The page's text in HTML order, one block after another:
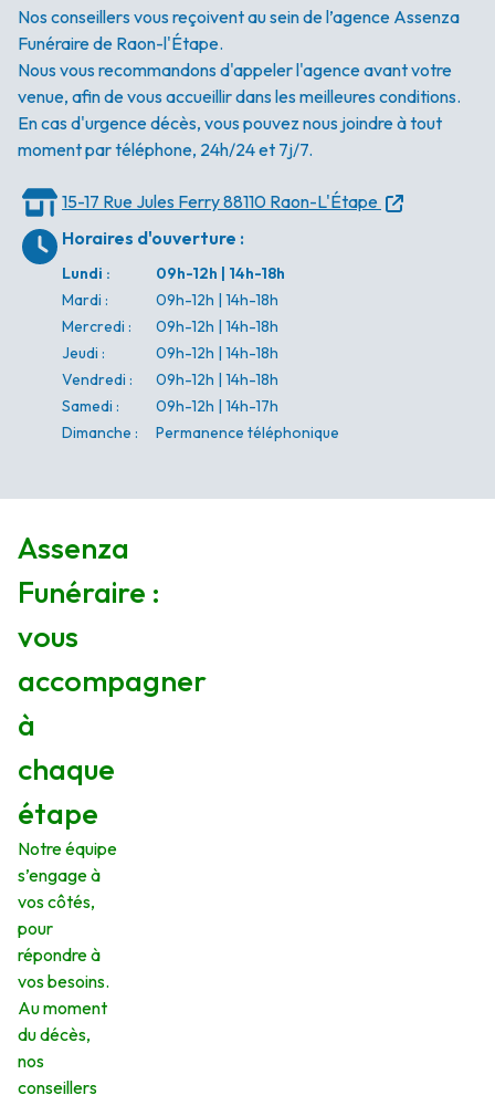
Nos conseillers vous reçoivent au sein de l’agence Assenza
Funéraire de Raon-l'Étape.
Nous vous recommandons d'appeler l'agence avant votre
venue, afin de vous accueillir dans les meilleures conditions.
En cas d'urgence décès, vous pouvez nous joindre à tout
moment par téléphone, 24h/24 et 7j/7.
15-17 Rue Jules Ferry88110 Raon-L'Étape
Horaires d'ouverture :
Lundi :
09h-12h | 14h-18h
Mardi :
09h-12h | 14h-18h
Mercredi :
09h-12h | 14h-18h
Jeudi :
09h-12h | 14h-18h
Vendredi :
09h-12h | 14h-18h
Samedi :
09h-12h | 14h-17h
Dimanche : Permanence téléphonique
Assenza
Funéraire :
vous
accompagner
à
chaque
étape
Notre équipe
s’engage à
vos côtés,
pour
répondre à
vos besoins.
Au moment
du décès,
nos
conseillers